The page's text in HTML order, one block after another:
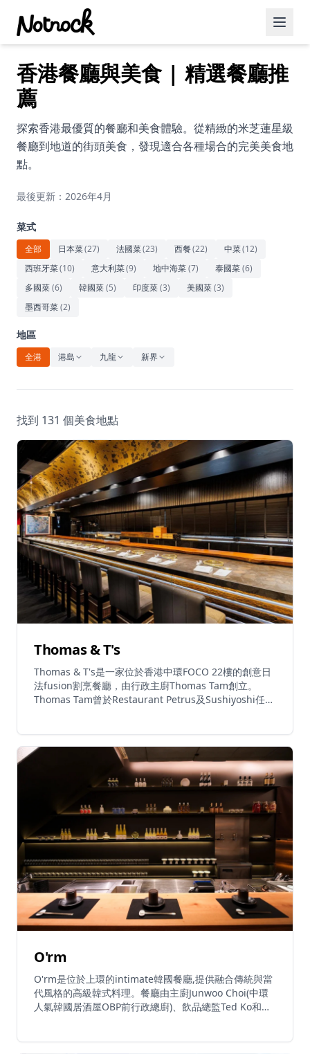
精選活動
博客文章
約會好去處
品酒
咖啡廳
運動
藝術文化
休閒
音樂
香港餐廳與美食 | 精選餐廳推
薦
探索香港最優質的餐廳和美食體驗。從精緻的米芝蓮星級
餐廳到地道的街頭美食，發現適合各種場合的完美美食地
點。
最後更新：2026年4月
菜式
全部 日本菜(27) 法國菜(23) 西餐(22) 中菜(12)
西班牙菜(10) 意大利菜(9) 地中海菜(7) 泰國菜(6)
多國菜(6) 韓國菜(5) 印度菜(3) 美國菜(3)
墨西哥菜(2)
地區
全港 港島 九龍 新界
找到 131 個美食地點
Thomas & T's
Thomas & T's是一家位於香港中環FOCO 22樓的創意日
法fusion割烹餐廳，由行政主廚Thomas Tam創立。
Thomas Tam曾於Restaurant Petrus及Sushiyoshi任
招牌菜包括劍魚叉燒飯（以頂級魚肉的牛油質感配上叉燒
的煙燻甜味）、吞拿魚雙重壽司（以熟成拖羅配風乾脫水
赤身，平衡濃郁與深層鮮味）、花膠天婦羅及石板烤喜知
HK$1,680。自攜酒費HK$400。餐廳提供素食選擇，每
日午市12時至下午3時、晚市6時至晚上11時營業。
O'rm
O'rm是位於上環的intimate韓國餐廳,提供融合傳統與當
代風格的高級韓式料理。餐廳由主廚Junwoo Choi(中環
人氣韓國居酒屋OBP前行政總廚)、飲品總監Ted Ko和策